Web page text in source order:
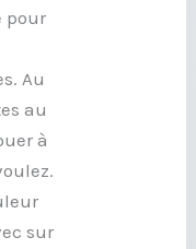
pour
Au
au
à
sur